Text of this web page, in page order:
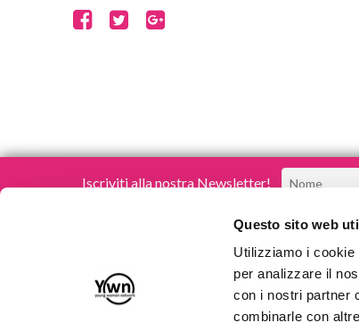
Questo sito web
Utilizziamo i cookie
per analizzare il
con i nostri partner
combinarle con
Iscriviti alla nostra Newsletter!
Young Women Network